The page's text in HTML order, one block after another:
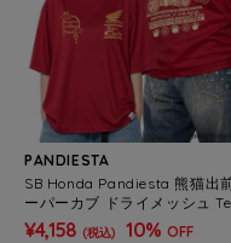
PANDIESTA
SB Honda Pandiesta 熊猫出
ーパーカブ ドライメッシュ
26504 MENS/WOMENS）
¥4,158 (税込) 10% OFF